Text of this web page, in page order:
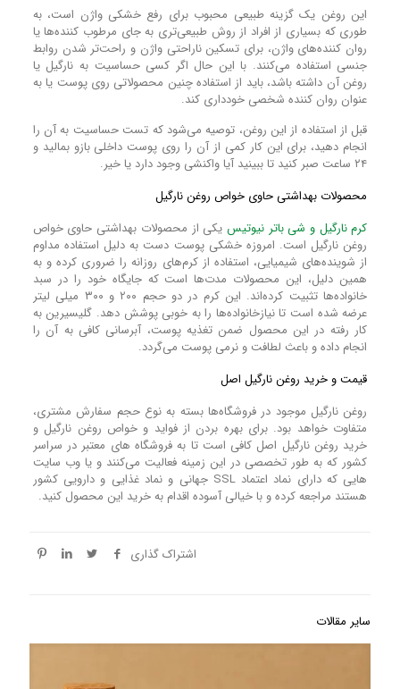
این روغن یک گزینه طبیعی محبوب برای رفع خشکی واژن است، به
طوری که بسیاری از افراد از روش طبیعی‌تری به جای مرطوب کننده‌ها یا
روان کننده‌های واژن، برای تسکین ناراحتی واژن و راحت‌تر شدن روابط
جنسی استفاده می‌کنند. با این حال اگر کسی حساسیت به نارگیل یا
روغن آن داشته باشد، باید از استفاده چنین محصولاتی روی پوست یا به
عنوان روان‌ کننده شخصی خودداری کند.
قبل از استفاده از این روغن، توصیه می‌شود که تست حساسیت به آن را
انجام دهید، برای این کار کمی از آن را روی پوست داخلی بازو بمالید و
۲۴ ساعت صبر کنید تا ببینید آیا واکنشی وجود دارد یا خیر.
محصولات بهداشتی حاوی خواص روغن نارگیل
کرم نارگیل و شی باتر نیوتیس یکی از محصولات بهداشتی حاوی خواص
روغن نارگیل است. امروزه خشکی پوست دست به دلیل استفاده مداوم
از شوینده‌های شیمیایی، استفاده از کرم‌های روزانه را ضروری کرده و به
همین دلیل، این محصولات مدت‌ها است که جایگاه خود را در سبد
خانواده‌ها تثبیت کرده‌اند. این کرم در دو حجم ۲۰۰ و ۳۰۰ میلی لیتر
عرضه شده‌ است تا نیازخانواده‌ها را به خوبی پوشش دهد. گلیسیرین به‌
کار رفته در این محصول ضمن تغذیه پوست، آبرسانی کافی به آن را
انجام داده و باعث لطافت و نرمی پوست می‌گردد.
قیمت و خرید روغن نارگیل اصل
روغن نارگیل موجود در فروشگاه‌ها بسته به نوع حجم سفارش مشتری،
متفاوت خواهد بود. برای بهره بردن از فواید و خواص روغن نارگیل و
خرید روغن نارگیل اصل کافی است تا به فروشگاه های معتبر در سراسر
کشور که به طور تخصصی در این زمینه فعالیت می‌کنند و یا وب سایت‌
هایی که دارای نماد اعتماد SSL جهانی و نماد غذایی و دارویی کشور
هستند مراجعه کرده و با خیالی آسوده اقدام به خرید این محصول کنید.
اشتراک گذاری
سایر مقالات